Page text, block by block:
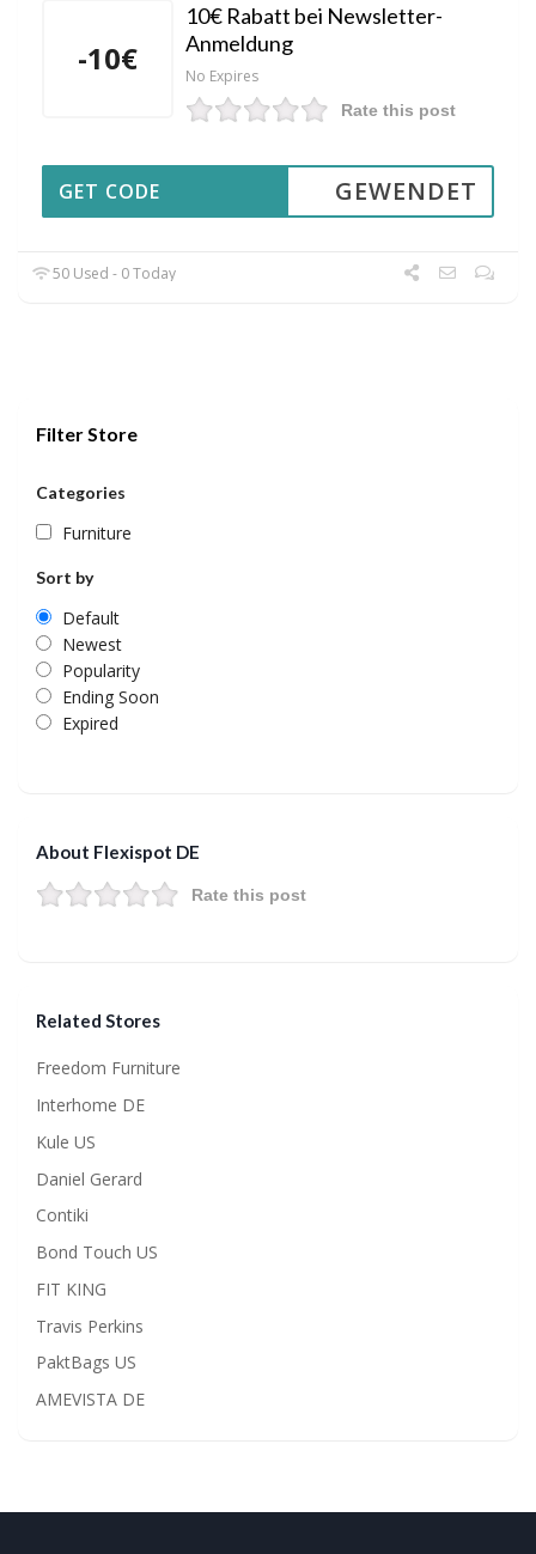
-10€
10€ Rabatt bei Newsletter-
Anmeldung
No Expires
Rate this post
GEWENDET
GET CODE
50 Used - 0 Today
Filter Store
Categories
Furniture
Sort by
Default
Newest
Popularity
Ending Soon
Expired
About Flexispot DE
Rate this post
Related Stores
Freedom Furniture
Interhome DE
Kule US
Daniel Gerard
Contiki
Bond Touch US
FIT KING
Travis Perkins
PaktBags US
AMEVISTA DE